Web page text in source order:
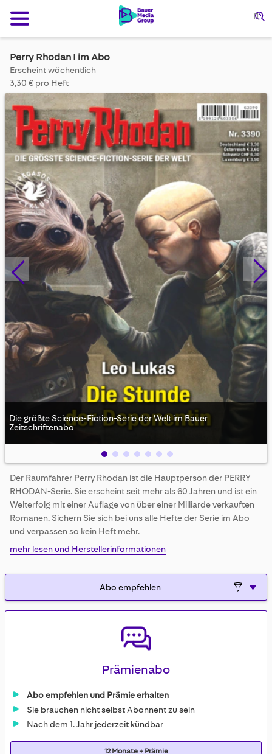
Perry Rhodan I im Abo
Erscheint wöchentlich
3,30 € pro Heft
to
the
end
the
images
gallery
Die größte Science-Fiction-Serie der Welt im Bauer
Zeitschriftenabo
to
the
beginning
of
the
gallery
Der Raumfahrer Perry Rhodan ist die Hauptperson der PERRY
RHODAN-Serie. Sie erscheint seit mehr als 60 Jahren und ist ein
Welterfolg mit einer Auflage von über einer Milliarde verkauften
Romanen. Sichern Sie sich bei uns alle Hefte der Serie im Abo
und verpassen so kein Heft mehr.
mehr lesen und Herstellerinformationen
Prämienabo
Abo empfehlen und Prämie erhalten
Sie brauchen nicht selbst Abonnent zu sein
Nach dem 1. Jahr jederzeit kündbar
12 Monate + Prämie